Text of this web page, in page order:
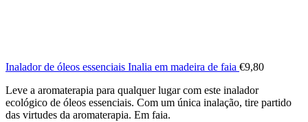
Inalador de óleos essenciais Inalia em madeira de faia €9,80
Leve a aromaterapia para qualquer lugar com este inalador
ecológico de óleos essenciais. Com um única inalação, tire partido
das virtudes da aromaterapia. Em faia.